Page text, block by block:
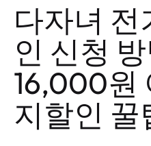
다자녀
인 신청
16,000원
지할인 꿀